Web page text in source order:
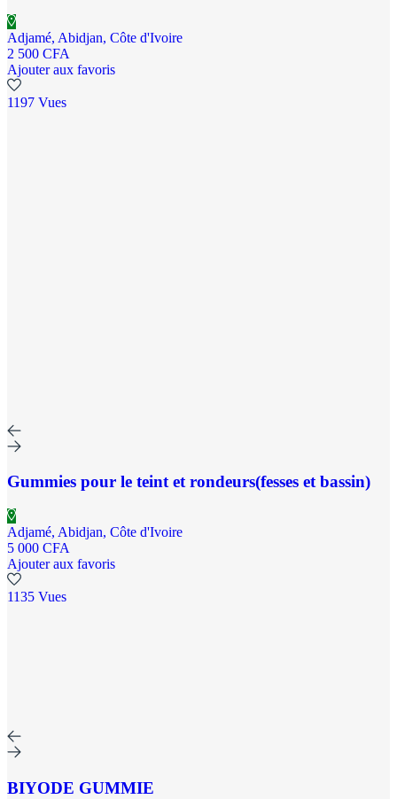
Adjamé, Abidjan, Côte d'Ivoire
2 500 CFA
Ajouter aux favoris
1197 Vues
Gummies pour le teint et rondeurs(fesses et bassin)
Adjamé, Abidjan, Côte d'Ivoire
5 000 CFA
Ajouter aux favoris
1135 Vues
BIYODE GUMMIE